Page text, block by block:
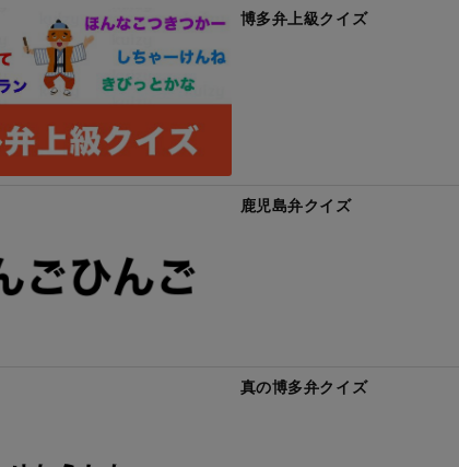
博多弁上級クイズ
鹿児島弁クイズ
真の博多弁クイズ